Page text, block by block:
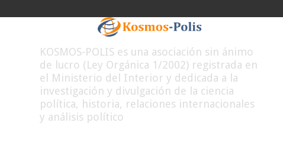
KOSMOS-POLIS es una asociación sin ánimo
de lucro (Ley Orgánica 1/2002) registrada en
el Ministerio del Interior y dedicada a la
investigación y divulgación de la ciencia
política, historia, relaciones internacionales
y análisis político